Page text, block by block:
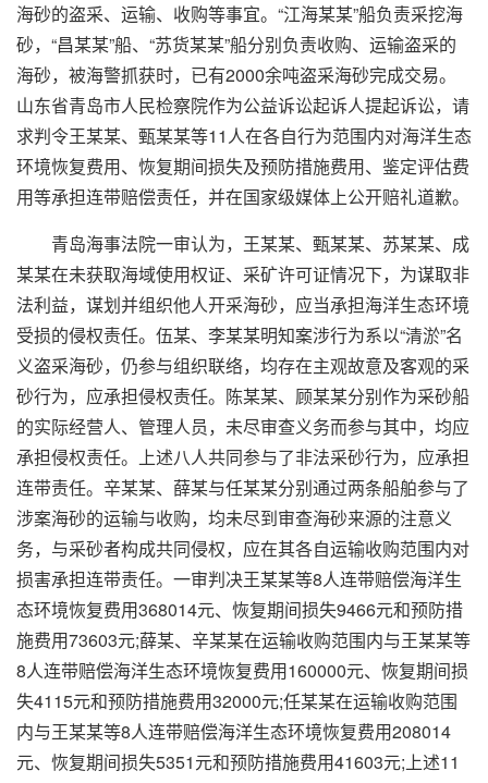
海砂的盗采、运输、收购等事宜。“江海某某”船负责采挖海
砂，“昌某某”船、“苏货某某”船分别负责收购、运输盗采的
海砂，被海警抓获时，已有2000余吨盗采海砂完成交易。
山东省青岛市人民检察院作为公益诉讼起诉人提起诉讼，请
求判令王某某、甄某某等11人在各自行为范围内对海洋生态
环境恢复费用、恢复期间损失及预防措施费用、鉴定评估费
用等承担连带赔偿责任，并在国家级媒体上公开赔礼道歉。
青岛海事法院一审认为，王某某、甄某某、苏某某、成
某某在未获取海域使用权证、采矿许可证情况下，为谋取非
法利益，谋划并组织他人开采海砂，应当承担海洋生态环境
受损的侵权责任。伍某、李某某明知案涉行为系以“清淤”名
义盗采海砂，仍参与组织联络，均存在主观故意及客观的采
砂行为，应承担侵权责任。陈某某、顾某某分别作为采砂船
的实际经营人、管理人员，未尽审查义务而参与其中，均应
承担侵权责任。上述八人共同参与了非法采砂行为，应承担
连带责任。辛某某、薛某与任某某分别通过两条船舶参与了
涉案海砂的运输与收购，均未尽到审查海砂来源的注意义
务，与采砂者构成共同侵权，应在其各自运输收购范围内对
损害承担连带责任。一审判决王某某等8人连带赔偿海洋生
态环境恢复费用368014元、恢复期间损失9466元和预防措
施费用73603元;薛某、辛某某在运输收购范围内与王某某等
8人连带赔偿海洋生态环境恢复费用160000元、恢复期间损
失4115元和预防措施费用32000元;任某某在运输收购范围
内与王某某等8人连带赔偿海洋生态环境恢复费用208014
元、恢复期间损失5351元和预防措施费用41603元;上述11